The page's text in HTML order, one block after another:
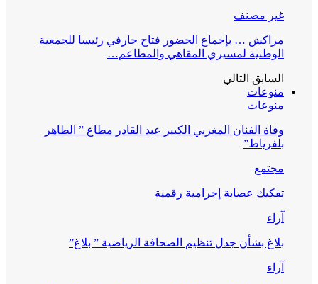
غير مصنف
مراكش … بإجماع الحضور فتاح حارفي رئيسا للجمعية
الوطنية لمسيري المقاهي والمطاعم…
السابق التالي
منوعات
منوعات
وفاة الفنان المغربي الكبير عبد القادر مطاع ” الطاهر
بلفرياط”
مجتمع
تفكيك عصابة إجرامية رقمية
آراء
بلاغ بشأن جدل تنظيم الصحافة الرياضية ” بلاغ”
آراء